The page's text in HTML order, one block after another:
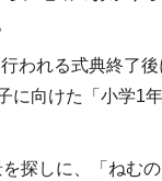
われる式典終了
に向けた「小学1
探しに、「ねむ